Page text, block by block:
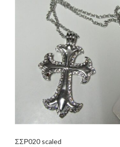
ΣΣΡ020 scaled